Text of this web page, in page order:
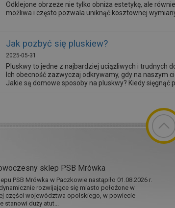
Odklejone obrzeże nie tylko obniża estetykę, ale
możliwa i często pozwala uniknąć kosztownej
Jak pozbyć się pluskiew?
2025-05-31
Pluskwy to jedne z najbardziej uciążliwych i trudnych
Ich obecność zazwyczaj odkrywamy, gdy na naszym
Jakie są domowe sposoby na pluskwy? Kiedy sięgnąć
sklep PSB Mrówka
PSB Mrówka w Paczkowie nastąpiło 01.08.2026 r.
rozwijające się miasto położone w
części województwa opolskiego, w powiecie
stanowi duży atut...